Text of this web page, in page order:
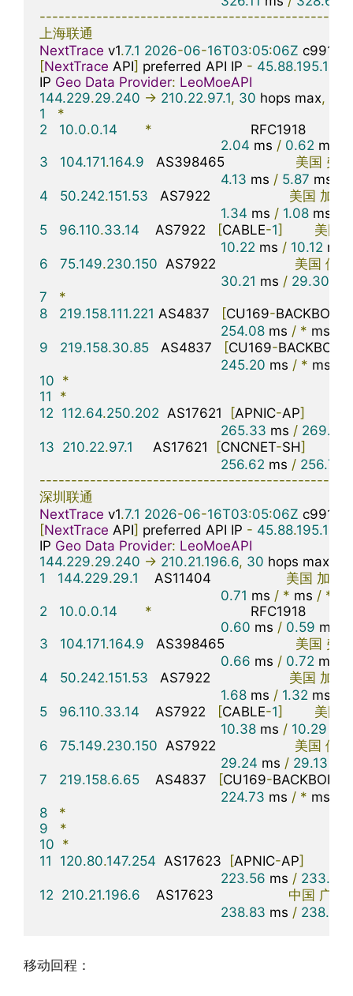
上海联通
NextTrace v1.7.1 2026-06-16T03:05:06Z
[NextTrace API] preferred API IP - 45.88.195.154
IP Geo Data Provider: LeoMoeAPI
144.229.29.240 -> 210.22.97.1, 30 hops max,
1
*
2
10.0.0.14 *
                         RFC1918
2.04 ms / 0.62 ms
3
104.171.164.9
   AS398465
美国 弗
4.13 ms / 5.87 ms
4
50.242.151.53
   AS7922
美国 加利
1.34 ms / 1.08 ms
5
96.110.33.14
    AS7922
[CABLE-1] 美国
10.22 ms / 10.12 ms
6
75.149.230.150
  AS7922
美国 伊
30.21 ms / 29.30
7
*
8
219.158.111.221 AS4837 [CU169-BACKBONE
254.08 ms / * ms
9
219.158.30.85
   AS4837
[CU169-BACKBONE
245.20 ms / * ms
10 *
11
*
12 112.64.250.202
  AS17621
[APNIC-AP]
265.33 ms / 269.97
13 210.22.97.1
     AS17621
[CNCNET-SH]
256.62 ms / 256.78
深圳联通
NextTrace v1.7.1 2026-06-16T03:05:06Z
[NextTrace API] preferred API IP - 45.88.195.154
IP Geo Data Provider: LeoMoeAPI
144.229.29.240 -> 210.21.196.6, 30 hops max
1
144.229.29.1
    AS11404
美国 加利
0.71 ms / * ms / *
2
10.0.0.14 *
                         RFC1918
0.60 ms / 0.59 ms
3
104.171.164.9
   AS398465
美国 弗
0.66 ms / 0.72 ms
4
50.242.151.53
   AS7922
美国 加利
1.68 ms / 1.32 ms
5
96.110.33.14
    AS7922
[CABLE-1] 美国
10.38 ms / 10.29
6
75.149.230.150
  AS7922
美国 伊
29.24 ms / 29.13
7
219.158.6.65
    AS4837
[CU169-BACKBONE
224.73 ms / * ms
8
*
9
*
10 *
11
120.80.147.254
  AS17623
[APNIC-AP]
223.56 ms / 233.82
12 210.21.196.6
    AS17623
中国 广东
238.83 ms / 238.53
移动回程：